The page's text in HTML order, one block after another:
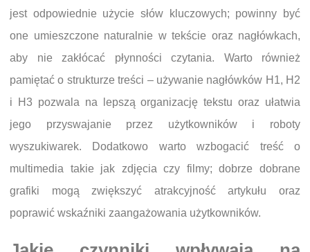
jest odpowiednie użycie słów kluczowych; powinny być
one umieszczone naturalnie w tekście oraz nagłówkach,
aby nie zakłócać płynności czytania. Warto również
pamiętać o strukturze treści – używanie nagłówków H1, H2
i H3 pozwala na lepszą organizację tekstu oraz ułatwia
jego przyswajanie przez użytkowników i roboty
wyszukiwarek. Dodatkowo warto wzbogacić treść o
multimedia takie jak zdjęcia czy filmy; dobrze dobrane
grafiki mogą zwiększyć atrakcyjność artykułu oraz
poprawić wskaźniki zaangażowania użytkowników.